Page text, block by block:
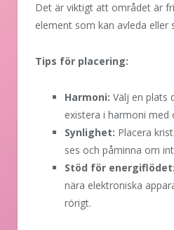
Det är viktigt att området är
element som kan avleda eller
Tips för placering:
Harmoni: Välj en plats
existera i harmoni med
Synlighet: Placera
ses och påminna om
Stöd för energiflödet:
nära elektroniska
rörigt.